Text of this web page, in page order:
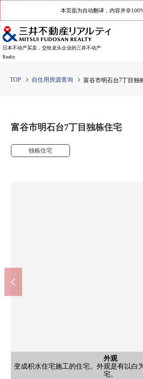
本页面为自动翻译，内容并非100%
日本不动产买卖，交给龙头企业的三井不动产
Realty
TOP 自住用房源查询 富谷市明石台7丁目独
富谷市明石台7丁目独栋住宅
独栋住宅
外观
变成积水住宅施工的住宅。外观是有以白
宅。
外观
变成积水住宅施工的住宅。外观是有以白
宅。
客厅
没在买卖对象有家具、小东西。作为
客厅
没在买卖对象有家具、小东西。作为
客厅
没在买卖对象有家具、小东西。作为
厨房
没在买卖对象有家具、小东西。作为
厨房
没在买卖对象有家具、小东西。作为
洗脸
没在买卖对象有家具、小东西。
公共汽车
没在买卖对象有家具、小东西。能舒适地
厕所
没在买卖对象有家具、小
厕所
没在买卖对象有家具、小
西式房间
没在买卖对象有家具、小东西。在多目的
西式房间
没在买卖对象有家具、小东西。能作为
西式房间
没在买卖对象有家具、小东西。能作为
门口
院子
日照以及风景好的能舒适院
风景
日照以及风景好的阳台
风景
日照以及风景好的阳台
西式房间
停车场
2台停车场可以(出自车型的
外观
外观
富谷市立东向阳台小学(约
步行10分钟
富谷市立东向阳台中学(约
步行14分钟
"明石台7丁目"停(宮交)上客点
停歩3分
Youk-Benimaru明石台商店(
步行8分钟
七十七银行明石台分店(约
步行9分钟
Lawson富谷明石台7丁目商店
步行9分钟
富谷明石台邮局(约
步行9分钟
药妆店松本清明石台商店(
步行11分钟
明石台内科循环器科医院(
步行13分钟
东向阳台办事处(约
步行15分钟